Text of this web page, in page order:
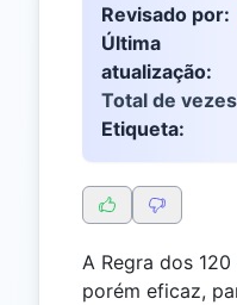
Revisado por:
Última
atualização:
Total de
Etiqueta:
A Regra dos
porém eficaz,